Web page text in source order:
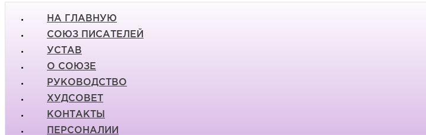
НА ГЛАВНУЮ
СОЮЗ ПИСАТЕЛЕЙ
УСТАВ
О СОЮЗЕ
РУКОВОДСТВО
ХУДСОВЕТ
КОНТАКТЫ
ПЕРСОНАЛИИ